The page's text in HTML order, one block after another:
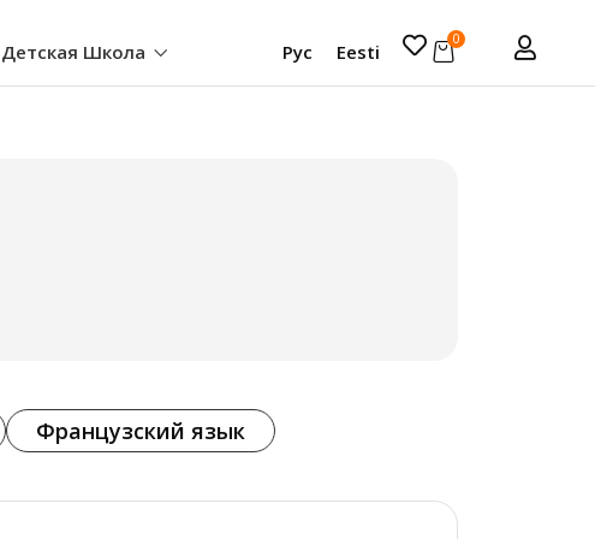
Детская Школа Рус Eesti
0
Французский язык